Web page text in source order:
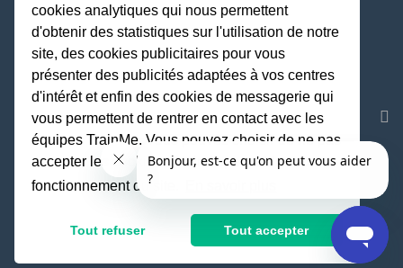
REJOIGNEZ LA COMMUNAUTE
Fait avec
© TrainMe 2021
cookies analytiques qui nous permettent
d'obtenir des statistiques sur l'utilisation de notre
site, des cookies publicitaires pour vous
présenter des publicités adaptées à vos centres
d'intérêt et enfin des cookies de messagerie qui
vous permettent de rentrer en contact avec les
équipes TrainMe. Vous pouvez choisir de ne pas
accepter les cookies non indispensables au
fonctionnement du site.
Tout refuser Tout accepter